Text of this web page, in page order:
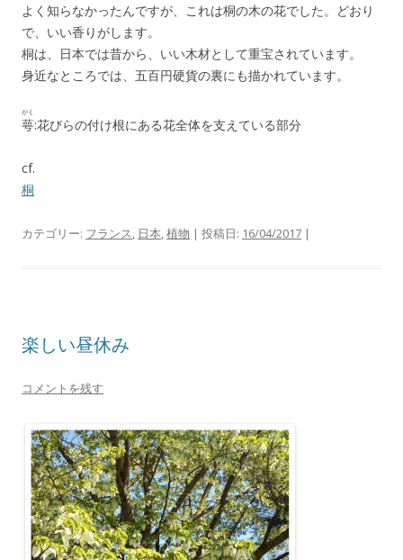
よく知らなかったんですが、これは桐の木の花でした。どおり
で、いい香りがします。
桐は、日本では昔から、いい木材として重宝されています。
身近なところでは、五百円硬貨の裏にも描かれています。
萼
がく
:花びらの付け根にある花全体を支えている部分
cf.
桐
カテゴリー: フランス, 日本,植物 | 投稿日: 16/04/2017 |
楽しい昼休み
コメントを残す